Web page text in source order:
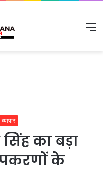
व्यापार
सिंह का बड़ा
के